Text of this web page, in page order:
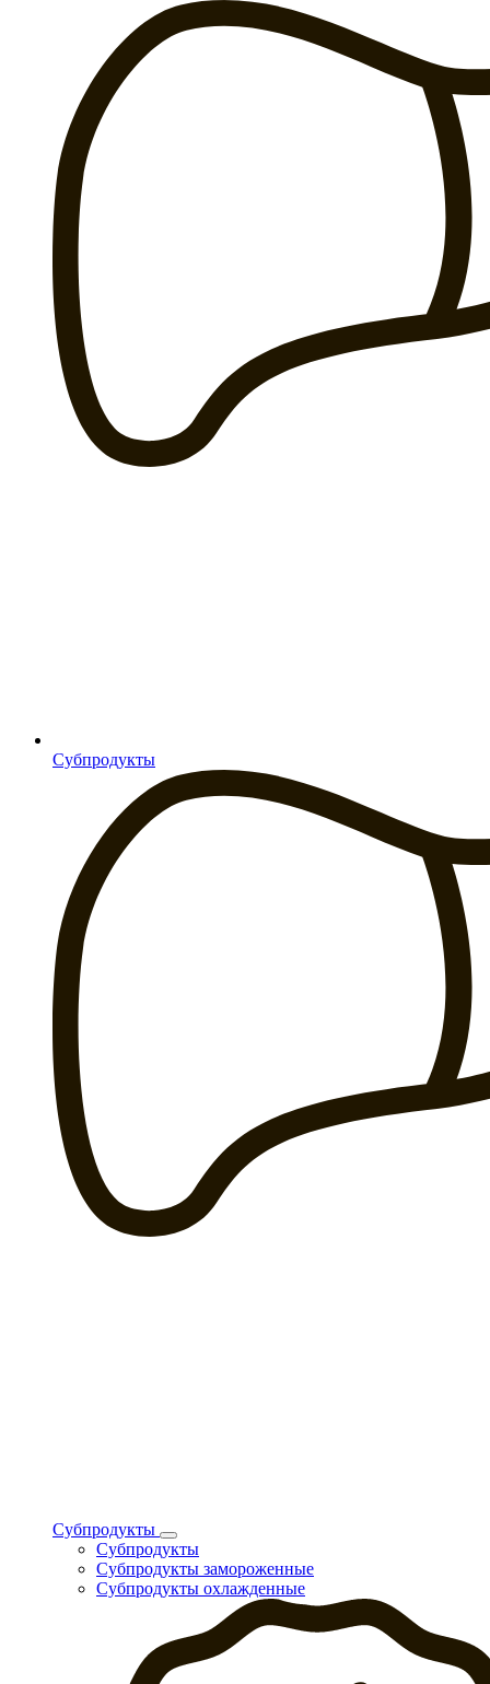
Субпродукты
Субпродукты
Субпродукты
Субпродукты замороженные
Субпродукты охлажденные